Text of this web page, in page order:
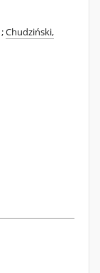
;Chudziński,